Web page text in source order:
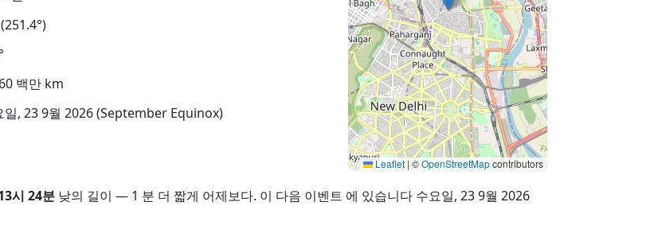
백만 km
일, 23 9월 2026 (September Equinox)
Leaflet | ©OpenStreetMapcontributors
시 24분 낮의 길이 — 1 분 더 짧게 어제보다. 이 다음 이벤트 에 있습니다 수요일, 23 9월 2026